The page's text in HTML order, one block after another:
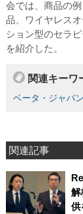
会では、商品の
品、ワイヤレス
ション型のセラ
を紹介した。
関連キーワ
ベータ・ジャパン
関連記事
解
供